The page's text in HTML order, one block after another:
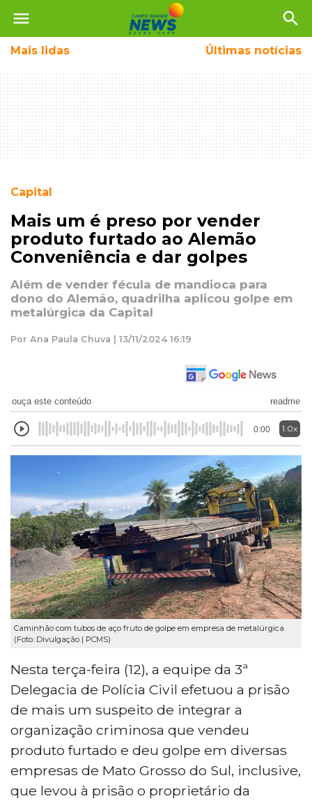
menu search
Mais lidas Últimas notícias
Capital
Mais um é preso por vender
produto furtado ao Alemão
Conveniência e dar golpes
Além de vender fécula de mandioca para
dono do Alemão, quadrilha aplicou golpe em
metalúrgica da Capital
Por Ana Paula Chuva | 13/11/2024 16:19
ouça este conteúdo readme
0:00 1.0x
Caminhão com tubos de aço fruto de golpe em empresa de metalúrgica
(Foto: Divulgação | PCMS)
Nesta terça-feira (12), a equipe da 3ª
Delegacia de Polícia Civil efetuou a prisão
de mais um suspeito de integrar a
organização criminosa que vendeu
produto furtado e deu golpe em diversas
empresas de Mato Grosso do Sul, inclusive,
que levou à prisão o proprietário da